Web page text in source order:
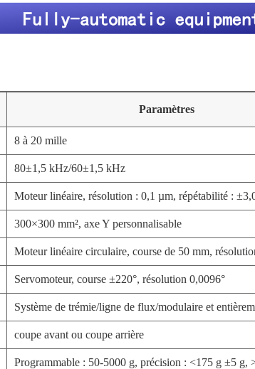
Paramètres
8 à 20 mille
80±1,5 kHz/60±1,5 kHz
Moteur linéaire, résolution : 0,1 µm, répétabilité :
300×300 mm², axe Y personnalisable
Moteur linéaire circulaire, course de 50 mm,
Servomoteur, course ±220°, résolution 0,0096°
Système de trémie/ligne de flux/modulaire et
coupe avant ou coupe arrière
Programmable : 50-5000 g, précision : <175 g ±5 g,